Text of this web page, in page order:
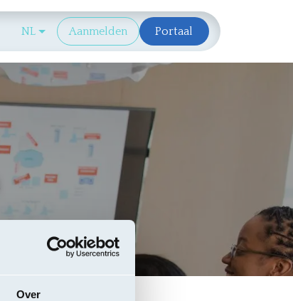
Over
Aanbestedende-overheid
NL Aanmelden Portaal